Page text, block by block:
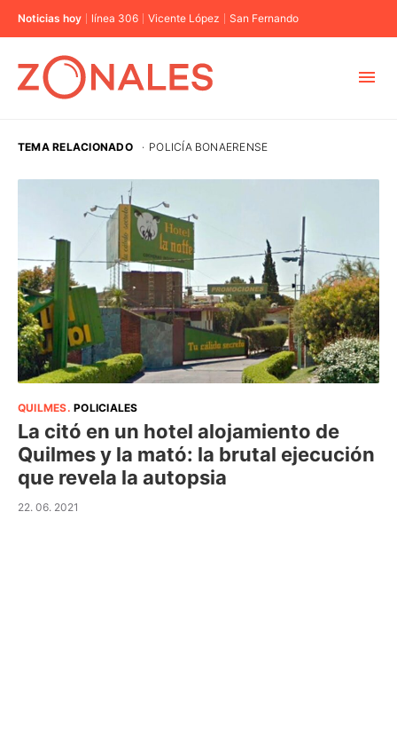
Noticias hoy línea 306 Vicente López San Fernando
CABA
BUENOS AIRES
PROVINCIAS
ELECCIONES 2023
TEMA RELACIONADO · POLICÍA BONAERENSE
QUILMES.POLICIALES
La citó en un hotel alojamiento de
Quilmes y la mató: la brutal ejecución
que revela la autopsia
22. 06. 2021